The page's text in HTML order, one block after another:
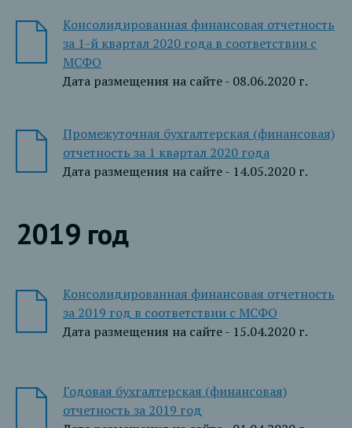
Консолидированная финансовая отчетность
за 1-й квартал 2020 года в соответствии с
МСФО
Дата размещения на сайте - 08.06.2020 г.
Промежуточная бухгалтерская (финансовая)
отчетность за 1 квартал 2020 года
Дата размещения на сайте - 14.05.2020 г.
2019 год
Консолидированная финансовая отчетность
за 2019 год в соответствии с МСФО
Дата размещения на сайте - 15.04.2020 г.
Годовая бухгалтерская (финансовая)
отчетность за 2019 год